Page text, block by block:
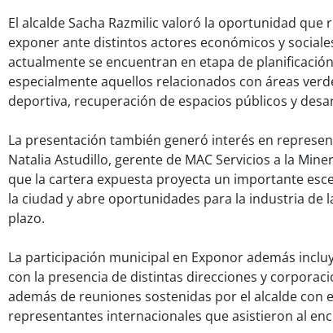
El alcalde Sacha Razmilic valoró la oportunidad que
exponer ante distintos actores económicos y
actualmente se encuentran en etapa de
especialmente aquellos relacionados con áreas
deportiva, recuperación de espacios públicos y
La presentación también generó interés en
Natalia Astudillo, gerente de MAC Servicios a la
que la cartera expuesta proyecta un importante
la ciudad y abre oportunidades para la industria de
plazo.
La participación municipal en Exponor además
con la presencia de distintas direcciones y
además de reuniones sostenidas por el alcalde con
representantes internacionales que asistieron al